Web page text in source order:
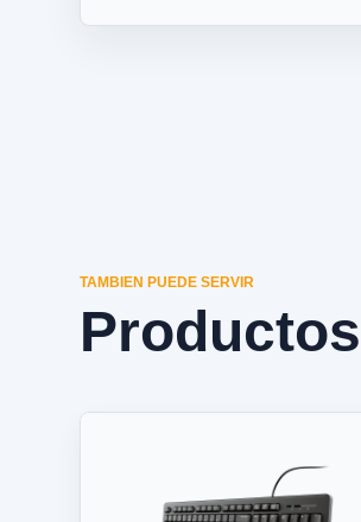
TAMBIEN PUEDE SERVIR